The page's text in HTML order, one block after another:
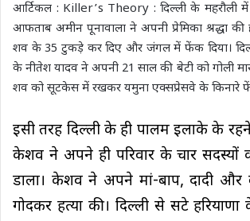
आर्टिकल : Killer’s Theory : दिल्ली के महरौली
आफताब अमीन पूनावाला ने अपनी प्रेमिका श्रद्धा की
शव के 35 टुकड़े कर दिए और जंगल में फेंक दिया।
के नीतेश यादव ने अपनी 21 साल की बेटी को गोली
शव को सूटकेस में रखकर यमुना एक्सप्रेसवे के किनारे
इसी तरह दिल्ली के ही पालम इलाके के
केशव ने अपने ही परिवार के चार सदस्यों
डाला। केशव ने अपने मां-बाप, दादी
गोदकर हत्या की। दिल्ली से सटे